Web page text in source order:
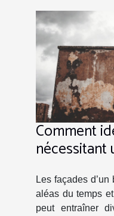
Comment
nécessitant
Les façades
aléas du temps
peut entraîner